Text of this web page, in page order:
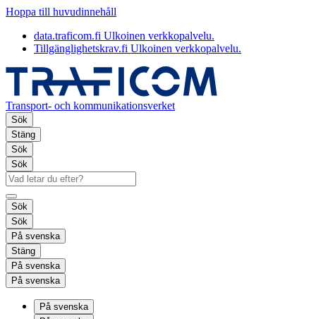
Hoppa till huvudinnehåll
data.traficom.fi Ulkoinen verkkopalvelu.
Tillgänglighetskrav.fi Ulkoinen verkkopalvelu.
Transport- och kommunikationsverket
Sök
Stäng
Sök
Sök
Sök
Sök
På svenska
Stäng
På svenska
På svenska
På svenska